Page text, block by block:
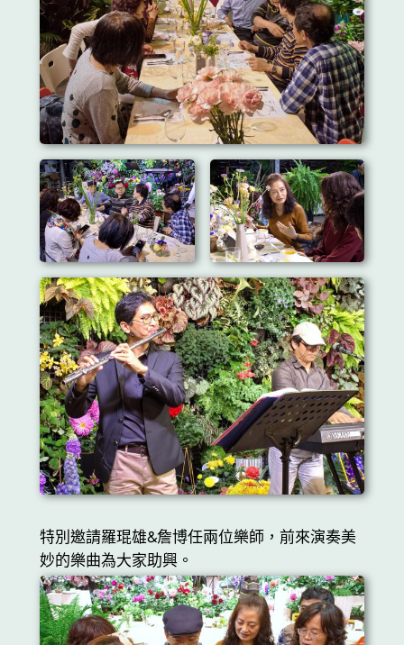
特別邀請羅琨雄&詹博任兩位樂師，前來演奏美
妙的樂曲為大家助興。